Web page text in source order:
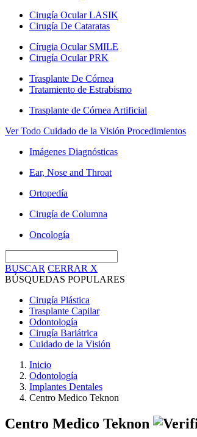
Cirugía Ocular LASIK
Cirugía De Cataratas
Círugia Ocular SMILE
Cirugía Ocular PRK
Trasplante De Córnea
Tratamiento de Estrabismo
Trasplante de Córnea Artificial
Ver Todo Cuidado de la Visión Procedimientos
Imágenes Diagnósticas
Ear, Nose and Throat
Ortopedía
Cirugía de Columna
Oncología
BUSCAR CERRAR X
BÚSQUEDAS POPULARES
Cirugía Plástica
Trasplante Capilar
Odontología
Cirugía Bariátrica
Cuidado de la Visión
Inicio
Odontología
Implantes Dentales
Centro Medico Teknon
Centro Medico Teknon